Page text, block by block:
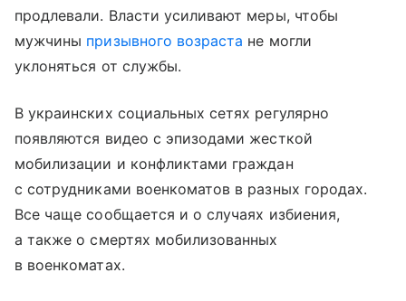
продлевали. Власти усиливают меры, чтобы
мужчины призывного возраста не могли
уклоняться от службы.
В украинских социальных сетях регулярно
появляются видео с эпизодами жесткой
мобилизации и конфликтами граждан
с сотрудниками военкоматов в разных городах.
Все чаще сообщается и о случаях избиения,
а также о смертях мобилизованных
в военкоматах.